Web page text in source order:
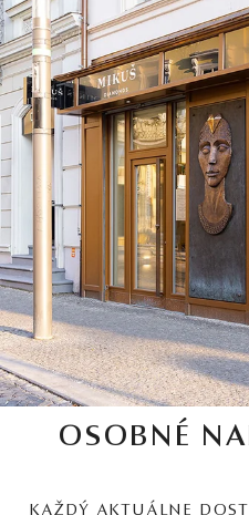
OSOBNÉ
KAŽDÝ AKTUÁLNE